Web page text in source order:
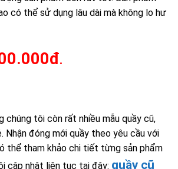
có thể sử dụng lâu dài mà không lo hư
.
chúng tôi còn rất nhiều mẫu quầy cũ,
Nhận đóng mới quầy theo yêu cầu với
thể tham khảo chi tiết từng sản phẩm
cập nhật liên tục tại đây: quầy cũ